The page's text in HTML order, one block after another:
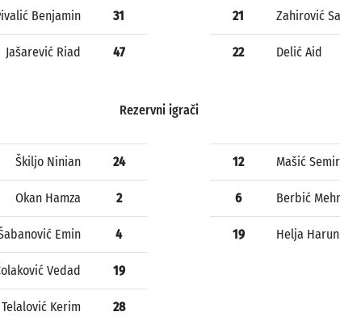
Benjamin 31
Jašarević Riad 47
21 Zahirović
22 Delić Aid
Rezervni igrači
Škiljo Ninian 24
Okan Hamza 2
Emin 4
Vedad 19
Telalović Kerim 28
12 Mašić Semir
6 Berbić
19 Helja Harun